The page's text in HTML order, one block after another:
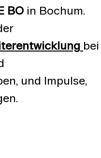
BO in Bochum.
bei
und Impulse,